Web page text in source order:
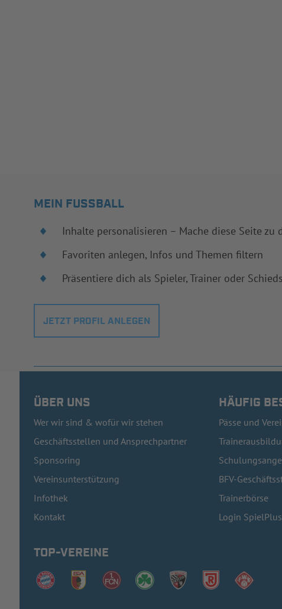
MEIN FUSSBALL
Inhalte personalisieren – Mache diese Seite zu
Favoriten anlegen, Infos und Themen filtern
Präsentiere dich als Spieler, Trainer oder
JETZT PROFIL ANLEGEN
ÜBER UNS
Wer wir sind & wofür wir stehen
Geschäftsstellen und Ansprechpartner
Sponsoring
Vereinsunterstützung
Infothek
Kontakt
HÄUFIG
Pässe und
BFV-
Trainerbörse
Login SpielPlus
TOP-VEREINE